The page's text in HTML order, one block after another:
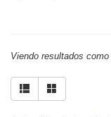
Viendo resultados como